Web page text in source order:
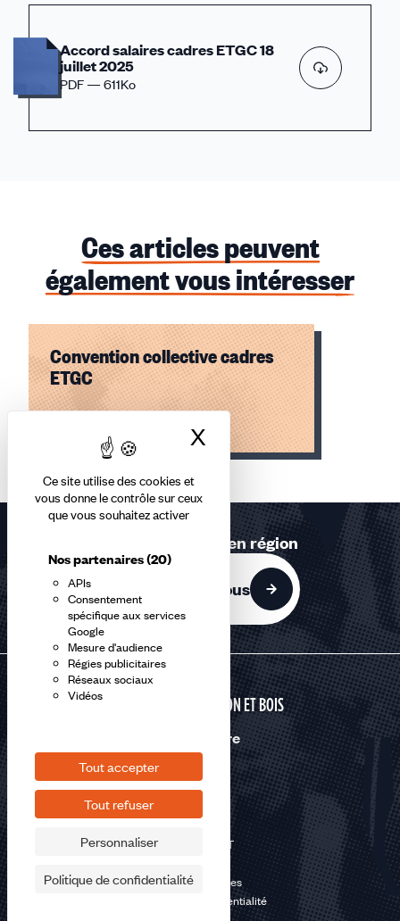
Ce site utilise des cookies et
vous donne le contrôle sur ceux
que vous souhaitez activer
Nos partenaires(20)
APIs
Consentement
spécifique aux services
Google
Mesure d'audience
Régies publicitaires
Réseaux sociaux
Vidéos
Tout accepter
Tout refuser
Personnaliser
Politique de confidentialité
X Masquer le
Accord salaires cadres ETGC 18
juillet 2025
PDF — 611Ko
Ces articles peuvent
également vous intéresser
Convention collective cadres
ETGC
sur
Retrouvez-nous en région
Contactez-nous
CONSTRUCTION ET BOIS
Nous suivre
©2026 CFDT
Mentions légales
Politique de confidentialité